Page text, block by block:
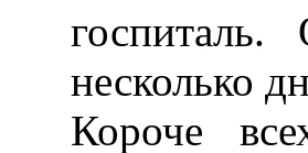
несколько
Короче